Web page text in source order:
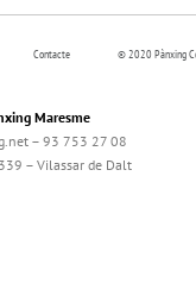
Contacte © 2020 Pànxing
Maresme
– 93 753 27 08
– Vilassar de Dalt